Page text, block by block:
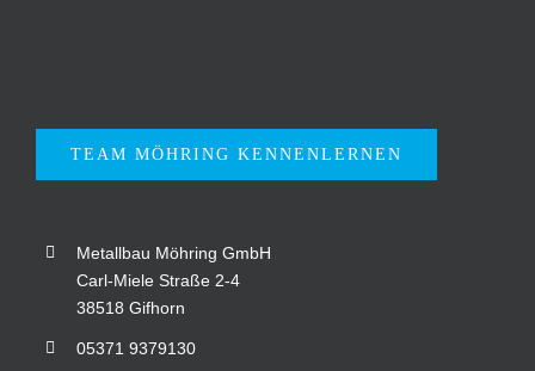
TEAM MÖHRING KENNENLERNEN
Metallbau Möhring GmbH
Carl-Miele Straße 2-4
38518 Gifhorn
05371 9379130